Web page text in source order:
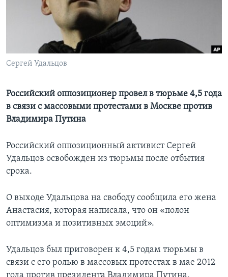
Learning English
СОЦИАЛЬНЫЕ СЕТИ
Языки
Сергей Удальцов
Российский оппозиционер провел в тюрьме 4,5 года
в связи с массовыми протестами в Москве против
Владимира Путина
Российский оппозиционный активист Сергей
Удальцов освобожден из тюрьмы после отбытия
срока.
О выходе Удальцова на свободу сообщила его жена
Анастасия, которая написала, что он «полон
оптимизма и позитивных эмоций».
Удальцов был приговорен к 4,5 годам тюрьмы в
связи с его ролью в массовых протестах в мае 2012